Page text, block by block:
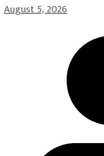
August 5, 2026